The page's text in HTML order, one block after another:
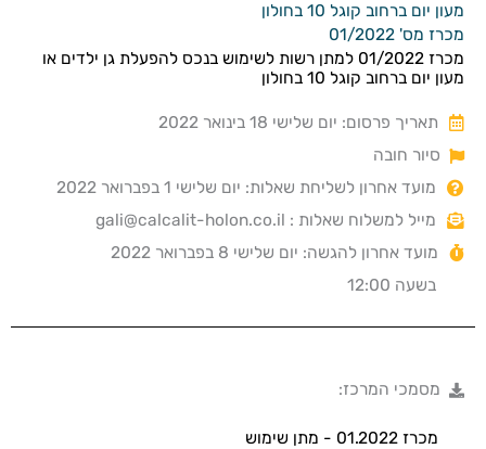
מעון יום ברחוב קוגל 10 בחולון
מכרז מס' 01/2022
מכרז 01/2022 למתן רשות לשימוש בנכס להפעלת גן ילדים או
מעון יום ברחוב קוגל 10 בחולון
תאריך פרסום: יום שלישי 18 בינואר 2022
סיור חובה
מועד אחרון לשליחת שאלות: יום שלישי 1 בפברואר 2022
מייל למשלוח שאלות : gali@calcalit-holon.co.il
מועד אחרון להגשה: יום שלישי 8 בפברואר 2022
בשעה 12:00
מסמכי המרכז:
מכרז 01.2022 - מתן שימוש